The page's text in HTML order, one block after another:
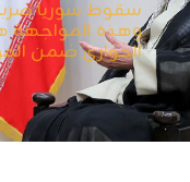
سقوط سوريا
وهذه المواجهة
الحواري ضمن